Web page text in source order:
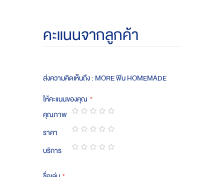
คะแนนจากลูกค้า
ส่งความคิดเห็นถึง : MORE ฟิน HOMEMADE
ให้คะแนนของคุณ
คุณภาพ
1
star
2
stars
3
stars
4
stars
5
stars
ราคา
1
star
2
stars
3
stars
4
stars
5
stars
บริการ